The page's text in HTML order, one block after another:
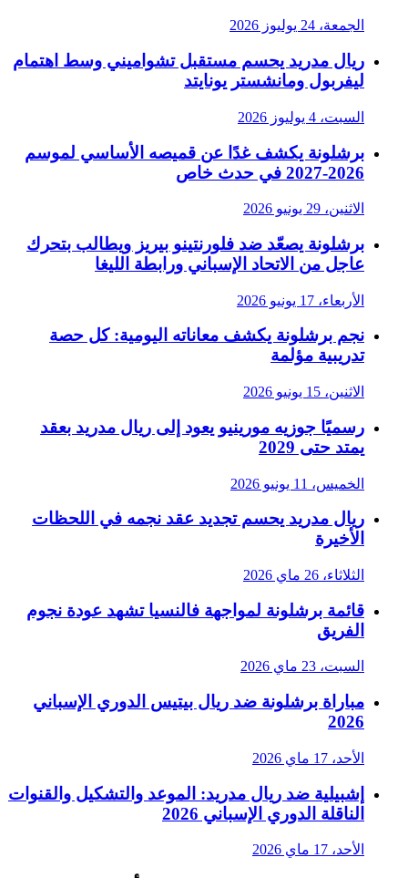
الجمعة، 24 يوليوز 2026
ريال مدريد يحسم مستقبل تشواميني وسط اهتمام
ليفربول ومانشستر يونايتد
السبت، 4 يوليوز 2026
برشلونة يكشف غدًا عن قميصه الأساسي لموسم
2026-2027 في حدث خاص
الاثنين، 29 يونيو 2026
برشلونة يصعّد ضد فلورنتينو بيريز ويطالب بتحرك
عاجل من الاتحاد الإسباني ورابطة الليغا
الأربعاء، 17 يونيو 2026
نجم برشلونة يكشف معاناته اليومية: كل حصة
تدريبية مؤلمة
الاثنين، 15 يونيو 2026
رسميًا جوزيه مورينيو يعود إلى ريال مدريد بعقد
يمتد حتى 2029
الخميس، 11 يونيو 2026
ريال مدريد يحسم تجديد عقد نجمه في اللحظات
الأخيرة
الثلاثاء، 26 ماي 2026
قائمة برشلونة لمواجهة فالنسيا تشهد عودة نجوم
الفريق
السبت، 23 ماي 2026
مباراة برشلونة ضد ريال بيتيس الدوري الإسباني
2026
الأحد، 17 ماي 2026
إشبيلية ضد ريال مدريد: الموعد والتشكيل والقنوات
الناقلة الدوري الإسباني 2026
الأحد، 17 ماي 2026